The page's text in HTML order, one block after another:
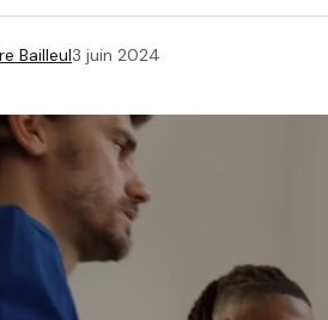
Bailleul3 juin 2024